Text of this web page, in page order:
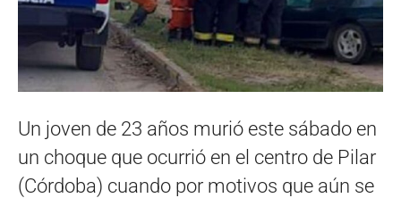
Un joven de 23 años murió este sábado en
un choque que ocurrió en el centro de Pilar
(Córdoba) cuando por motivos que aún se